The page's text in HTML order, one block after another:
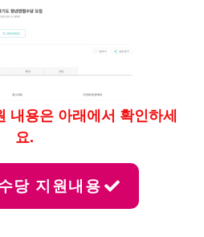
내용은 아래에서 확인하세
요.
당 지원내용